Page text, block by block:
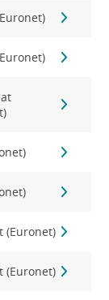
(Euronet)
(Euronet)